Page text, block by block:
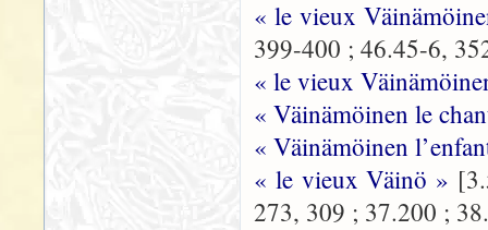
« le vieux
399-400 ; 46.45-6,
« le vieux
« Väinämöinen le
« Väinämöinen
« le vieux Väinö »
273, 309 ; 37.200 ;